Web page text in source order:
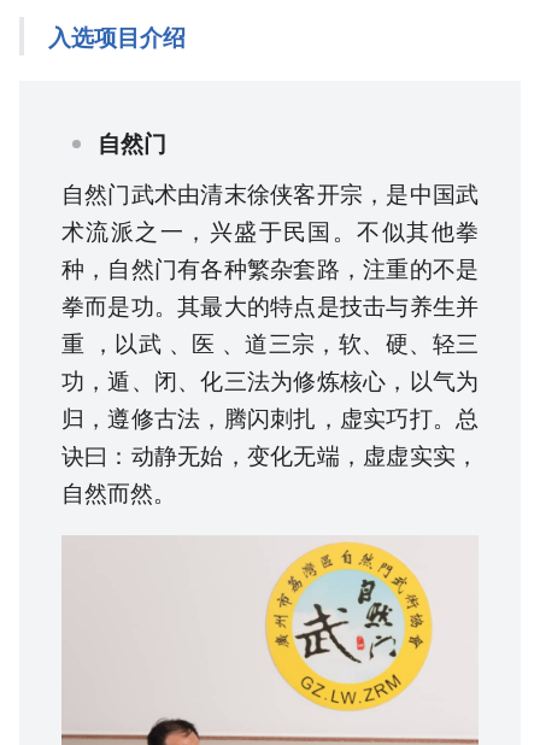
入选项目介绍
自然门
自然门武术由清末徐侠客开宗，是中国武
术流派之一，兴盛于民国。不似其他拳
种，自然门有各种繁杂套路，注重的不是
拳而是功。其最大的特点是技击与养生并
重 ，以武 、医 、道三宗，软、硬、轻三
功，遁、闭、化三法为修炼核心，以气为
归，遵修古法，腾闪刺扎，虚实巧打。总
诀曰：动静无始，变化无端，虚虚实实，
自然而然。